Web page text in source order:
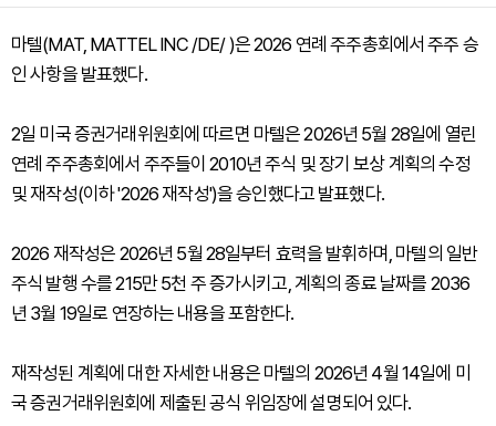
마텔(MAT, MATTEL INC /DE/ )은 2026 연례 주주총회에서 주주 승
인 사항을 발표했다.
2일 미국 증권거래위원회에 따르면 마텔은 2026년 5월 28일에 열린
연례 주주총회에서 주주들이 2010년 주식 및 장기 보상 계획의 수정
및 재작성(이하 '2026 재작성')을 승인했다고 발표했다.
2026 재작성은 2026년 5월 28일부터 효력을 발휘하며, 마텔의 일반
주식 발행 수를 215만 5천 주 증가시키고, 계획의 종료 날짜를 2036
년 3월 19일로 연장하는 내용을 포함한다.
재작성된 계획에 대한 자세한 내용은 마텔의 2026년 4월 14일에 미
국 증권거래위원회에 제출된 공식 위임장에 설명되어 있다.